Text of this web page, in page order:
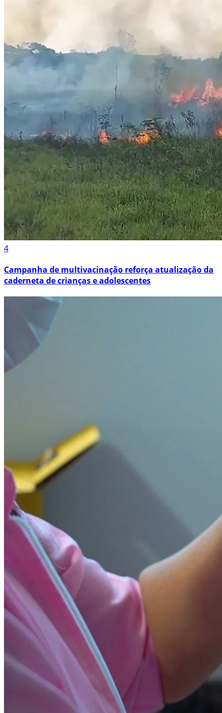
4
Campanha de multivacinação reforça atualização da
caderneta de crianças e adolescentes